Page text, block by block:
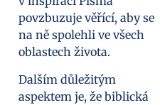
povzbuzuje věřící, aby se
na ně spolehli ve všech
oblastech života.
Dalším důležitým
aspektem je, že biblická